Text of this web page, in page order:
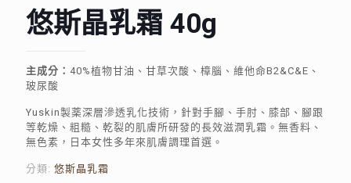
悠斯晶乳霜 40g
主成分： 40%植物甘油、甘草次酸、樟腦、維他命B2&C&E、
玻尿酸
Yuskin製薬深層滲透乳化技術，針對手腳、手肘、膝部、腳跟
等乾燥、粗糙、乾裂的肌膚所研發的長效滋潤乳霜。無香料、
無色素，日本女性多年來肌膚調理首選。
分類: 悠斯晶乳霜